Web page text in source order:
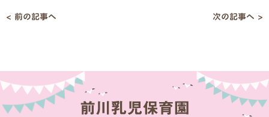
投
< 前の記事へ 次の記事へ >